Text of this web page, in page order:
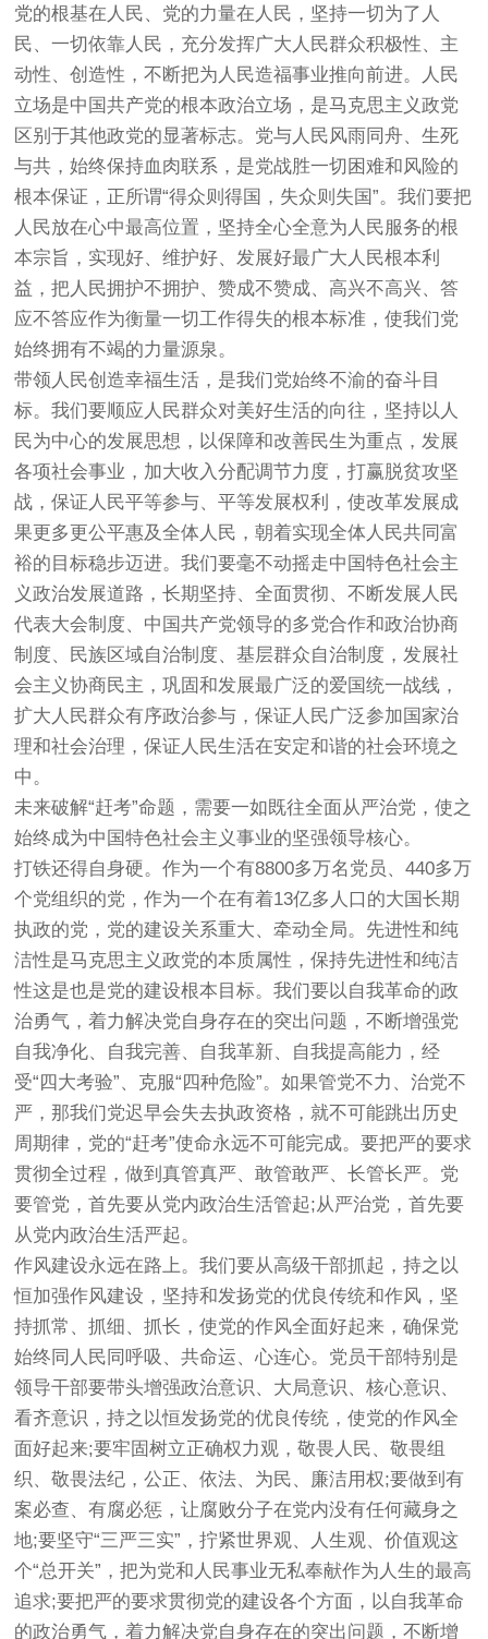
党的根基在人民、党的力量在人民，坚持一切为了人
民、一切依靠人民，充分发挥广大人民群众积极性、主
动性、创造性，不断把为人民造福事业推向前进。人民
立场是中国共产党的根本政治立场，是马克思主义政党
区别于其他政党的显著标志。党与人民风雨同舟、生死
与共，始终保持血肉联系，是党战胜一切困难和风险的
根本保证，正所谓“得众则得国，失众则失国”。我们要把
人民放在心中最高位置，坚持全心全意为人民服务的根
本宗旨，实现好、维护好、发展好最广大人民根本利
益，把人民拥护不拥护、赞成不赞成、高兴不高兴、答
应不答应作为衡量一切工作得失的根本标准，使我们党
始终拥有不竭的力量源泉。
带领人民创造幸福生活，是我们党始终不渝的奋斗目
标。我们要顺应人民群众对美好生活的向往，坚持以人
民为中心的发展思想，以保障和改善民生为重点，发展
各项社会事业，加大收入分配调节力度，打赢脱贫攻坚
战，保证人民平等参与、平等发展权利，使改革发展成
果更多更公平惠及全体人民，朝着实现全体人民共同富
裕的目标稳步迈进。我们要毫不动摇走中国特色社会主
义政治发展道路，长期坚持、全面贯彻、不断发展人民
代表大会制度、中国共产党领导的多党合作和政治协商
制度、民族区域自治制度、基层群众自治制度，发展社
会主义协商民主，巩固和发展最广泛的爱国统一战线，
扩大人民群众有序政治参与，保证人民广泛参加国家治
理和社会治理，保证人民生活在安定和谐的社会环境之
中。
未来破解“赶考”命题，需要一如既往全面从严治党，使之
始终成为中国特色社会主义事业的坚强领导核心。
打铁还得自身硬。作为一个有8800多万名党员、440多万
个党组织的党，作为一个在有着13亿多人口的大国长期
执政的党，党的建设关系重大、牵动全局。先进性和纯
洁性是马克思主义政党的本质属性，保持先进性和纯洁
性这是也是党的建设根本目标。我们要以自我革命的政
治勇气，着力解决党自身存在的突出问题，不断增强党
自我净化、自我完善、自我革新、自我提高能力，经
受“四大考验”、克服“四种危险”。如果管党不力、治党不
严，那我们党迟早会失去执政资格，就不可能跳出历史
周期律，党的“赶考”使命永远不可能完成。要把严的要求
贯彻全过程，做到真管真严、敢管敢严、长管长严。党
要管党，首先要从党内政治生活管起;从严治党，首先要
从党内政治生活严起。
作风建设永远在路上。我们要从高级干部抓起，持之以
恒加强作风建设，坚持和发扬党的优良传统和作风，坚
持抓常、抓细、抓长，使党的作风全面好起来，确保党
始终同人民同呼吸、共命运、心连心。党员干部特别是
领导干部要带头增强政治意识、大局意识、核心意识、
看齐意识，持之以恒发扬党的优良传统，使党的作风全
面好起来;要牢固树立正确权力观，敬畏人民、敬畏组
织、敬畏法纪，公正、依法、为民、廉洁用权;要做到有
案必查、有腐必惩，让腐败分子在党内没有任何藏身之
地;要坚守“三严三实”，拧紧世界观、人生观、价值观这
个“总开关”，把为党和人民事业无私奉献作为人生的最高
追求;要把严的要求贯彻党的建设各个方面，以自我革命
的政治勇气，着力解决党自身存在的突出问题，不断增